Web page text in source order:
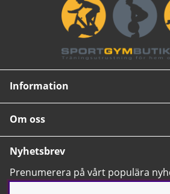
Information
Om oss
Nyhetsbrev
Prenumerera på vårt populära
tips, nyheter och våra allra bästa